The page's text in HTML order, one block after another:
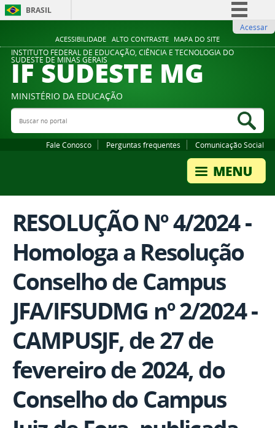
ACESSIBILIDADE ALTO CONTRASTE MAPA DO SITE
BRASIL
Comunica BR
Participe
Legislação
Acessar
INSTITUTO FEDERAL DE EDUCAÇÃO, CIÊNCIA E TECNOLOGIA DO
SUDESTE DE MINAS GERAIS
IF SUDESTE MG
MINISTÉRIO DA EDUCAÇÃO
Buscar no portal
Fale Conosco Perguntas frequentes Comunicação Social
RESOLUÇÃO Nº 4/2024 -
Homologa a Resolução
Conselho de Campus
JFA/IFSUDMG nº 2/2024 -
CAMPUSJF, de 27 de
fevereiro de 2024, do
Conselho do Campus